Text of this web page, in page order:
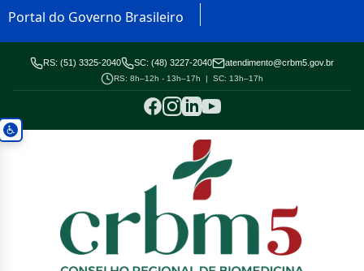
Portal do Governo Brasileiro
RS: (51) 3325-2040 SC: (48) 3227-2040 atendimento@crbm5.gov.br
RS: 8h–12h - 13h–17h | SC: 13h–17h